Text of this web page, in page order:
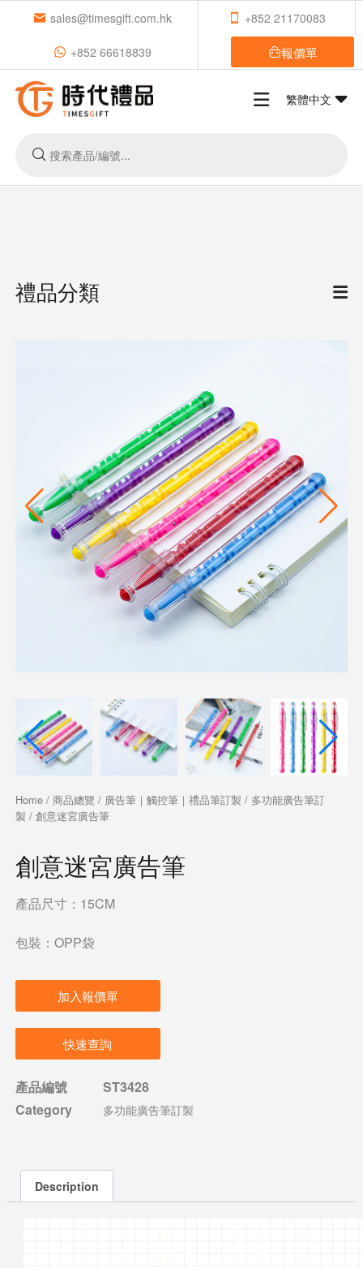
sales@timesgift.com.hk +852 21170083
+852 66618839 報價單
繁體中文
禮品分類
Home/ 商品總覽 / 廣告筆｜觸控筆｜禮品筆訂製 / 多功能廣告筆訂
製 / 創意迷宮廣告筆
創意迷宮廣告筆
產品尺寸：15CM
包裝：OPP袋
加入報價單
快速查詢
產品編號
ST3428
Category
多功能廣告筆訂製
Description